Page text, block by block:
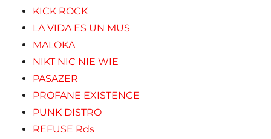
KICK ROCK
LA VIDA ES UN MUS
MALOKA
NIKT NIC NIE WIE
PASAZER
PROFANE EXISTENCE
PUNK DISTRO
REFUSE Rds